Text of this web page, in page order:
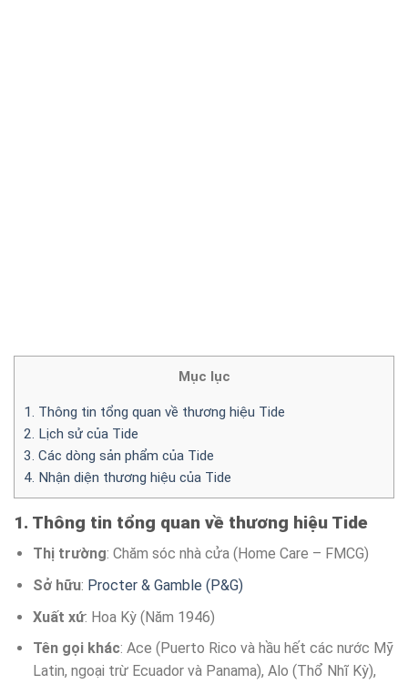
Mục lục
1. Thông tin tổng quan về thương hiệu Tide
2. Lịch sử của Tide
3. Các dòng sản phẩm của Tide
4. Nhận diện thương hiệu của Tide
1. Thông tin tổng quan về thương hiệu Tide
Thị trường: Chăm sóc nhà cửa (Home Care – FMCG)
Sở hữu: Procter & Gamble (P&G)
Xuất xứ: Hoa Kỳ (Năm 1946)
Tên gọi khác: Ace (Puerto Rico và hầu hết các nước Mỹ
Latin, ngoại trừ Ecuador và Panama), Alo (Thổ Nhĩ Kỳ),